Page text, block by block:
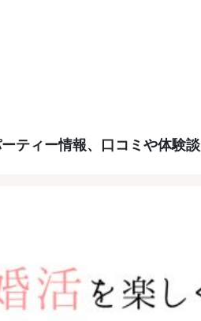
ティー情報、口コミや体験談